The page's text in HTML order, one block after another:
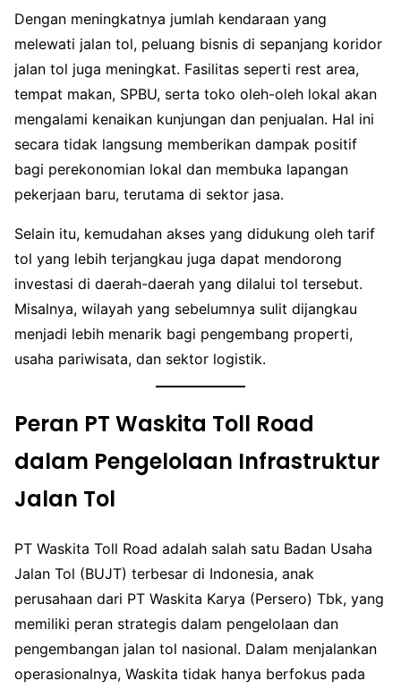
Dengan meningkatnya jumlah kendaraan yang
melewati jalan tol, peluang bisnis di sepanjang koridor
jalan tol juga meningkat. Fasilitas seperti rest area,
tempat makan, SPBU, serta toko oleh-oleh lokal akan
mengalami kenaikan kunjungan dan penjualan. Hal ini
secara tidak langsung memberikan dampak positif
bagi perekonomian lokal dan membuka lapangan
pekerjaan baru, terutama di sektor jasa.
Selain itu, kemudahan akses yang didukung oleh tarif
tol yang lebih terjangkau juga dapat mendorong
investasi di daerah-daerah yang dilalui tol tersebut.
Misalnya, wilayah yang sebelumnya sulit dijangkau
menjadi lebih menarik bagi pengembang properti,
usaha pariwisata, dan sektor logistik.
Peran PT Waskita Toll Road
dalam Pengelolaan Infrastruktur
Jalan Tol
PT Waskita Toll Road adalah salah satu Badan Usaha
Jalan Tol (BUJT) terbesar di Indonesia, anak
perusahaan dari PT Waskita Karya (Persero) Tbk, yang
memiliki peran strategis dalam pengelolaan dan
pengembangan jalan tol nasional. Dalam menjalankan
operasionalnya, Waskita tidak hanya berfokus pada